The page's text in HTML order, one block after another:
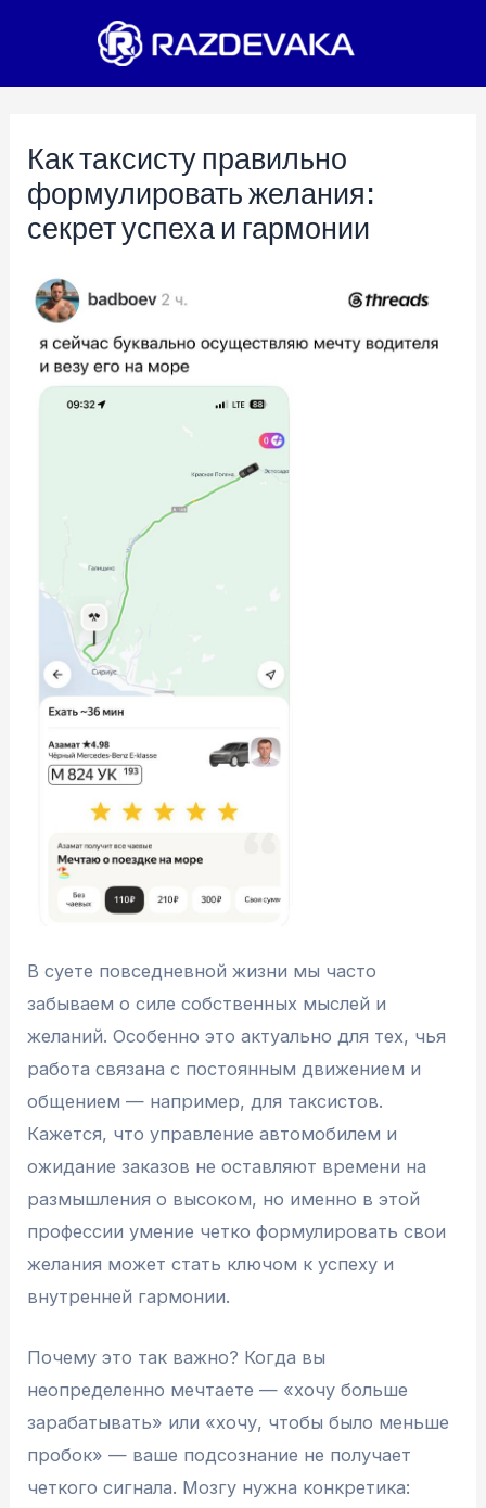
Как таксисту правильно
формулировать желания:
секрет успеха и гармонии
В суете повседневной жизни мы часто
забываем о силе собственных мыслей и
желаний. Особенно это актуально для тех, чья
работа связана с постоянным движением и
общением — например, для таксистов.
Кажется, что управление автомобилем и
ожидание заказов не оставляют времени на
размышления о высоком, но именно в этой
профессии умение четко формулировать свои
желания может стать ключом к успеху и
внутренней гармонии.
Почему это так важно? Когда вы
неопределенно мечтаете — «хочу больше
зарабатывать» или «хочу, чтобы было меньше
пробок» — ваше подсознание не получает
четкого сигнала. Мозгу нужна конкретика: